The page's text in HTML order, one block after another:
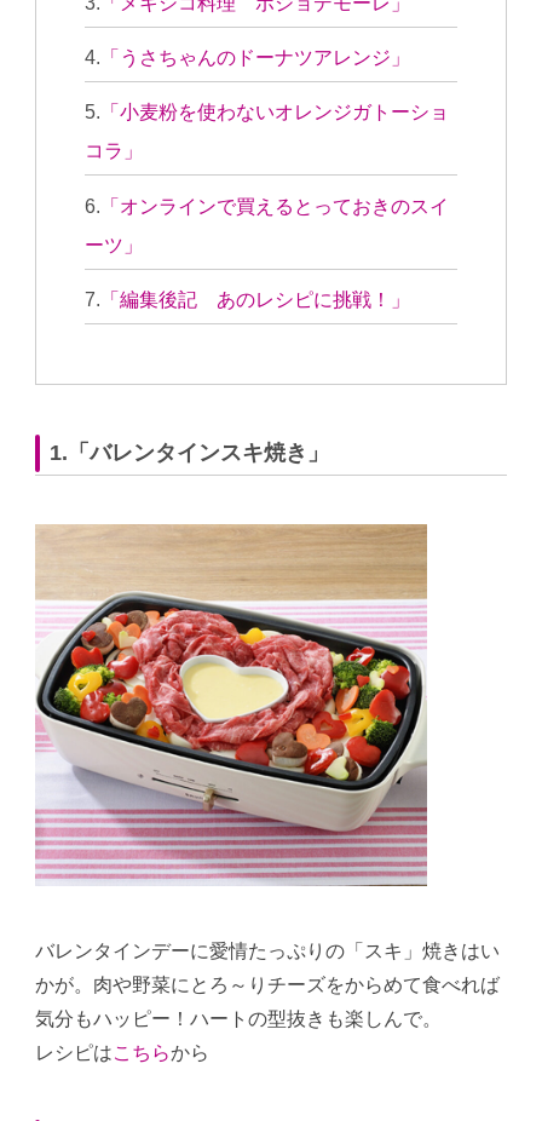
「うさちゃんのドーナツアレンジ」
「小麦粉を使わないオレンジガトーショ
コラ」
「オンラインで買えるとっておきのスイ
ーツ」
「編集後記 あのレシピに挑戦！」
1.「バレンタインスキ焼き」
バレンタインデーに愛情たっぷりの「スキ」焼きはい
かが。肉や野菜にとろ～りチーズをからめて食べれば
気分もハッピー！ハートの型抜きも楽しんで。
レシピはこちらから